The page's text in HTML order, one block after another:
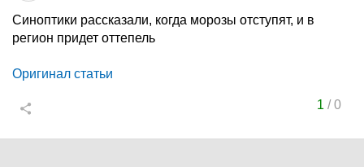
Синоптики рассказали, когда морозы отступят, и в
регион придет оттепель
Оригинал статьи
1 /0